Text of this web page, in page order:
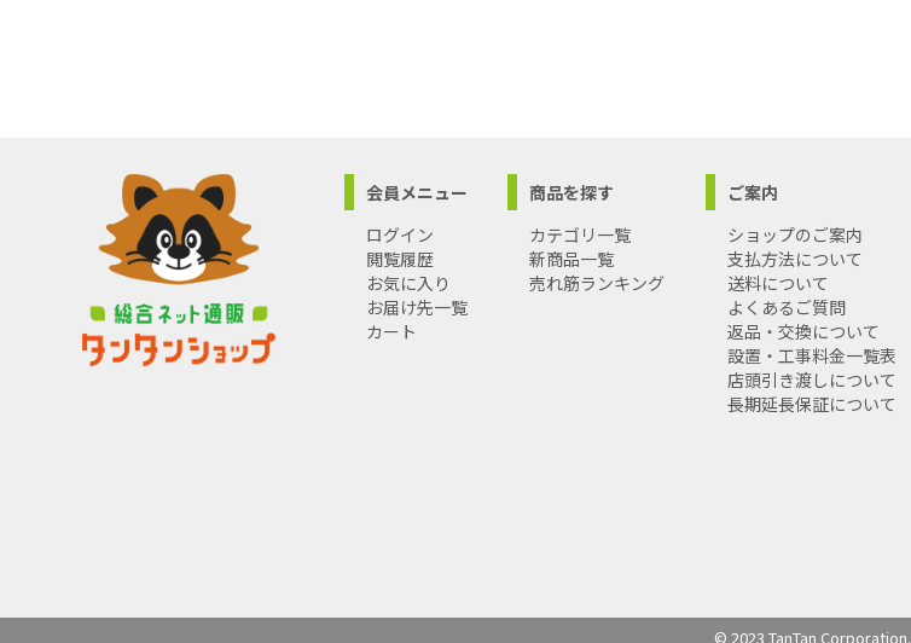
会員メニュー
ログイン
閲覧履歴
お気に入り
お届け先一覧
カート
商品を探す
カテゴリ一覧
新商品一覧
売れ筋ランキング
ご案内
ショップのご案内
支払方法について
送料について
よくあるご質問
返品・交換について
設置・工事料金一覧表
店頭引き渡しについて
長期延長保証について
© 2023 TanTan Corporation.